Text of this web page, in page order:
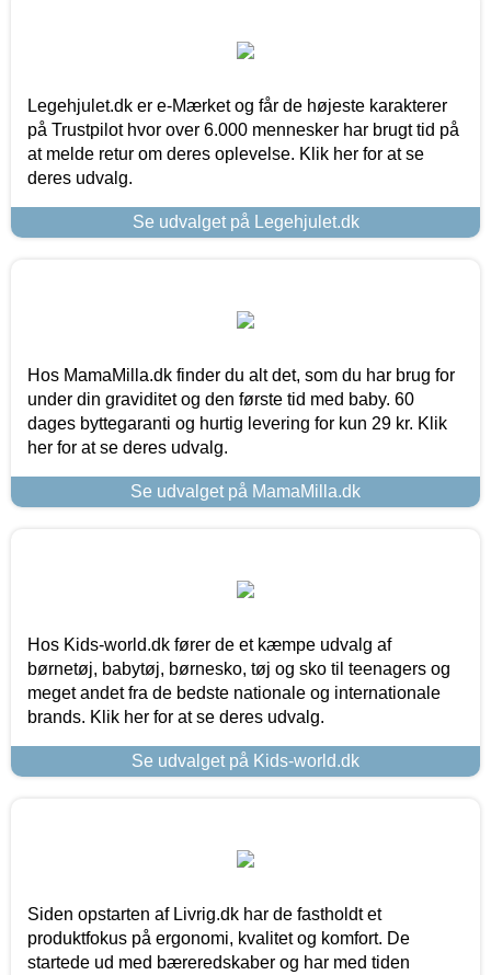
Legehjulet.dk er e-Mærket og får de højeste karakterer
på Trustpilot hvor over 6.000 mennesker har brugt tid på
at melde retur om deres oplevelse. Klik her for at se
deres udvalg.
Se udvalget på Legehjulet.dk
Hos MamaMilla.dk finder du alt det, som du har brug for
under din graviditet og den første tid med baby. 60
dages byttegaranti og hurtig levering for kun 29 kr. Klik
her for at se deres udvalg.
Se udvalget på MamaMilla.dk
Hos Kids-world.dk fører de et kæmpe udvalg af
børnetøj, babytøj, børnesko, tøj og sko til teenagers og
meget andet fra de bedste nationale og internationale
brands. Klik her for at se deres udvalg.
Se udvalget på Kids-world.dk
Siden opstarten af Livrig.dk har de fastholdt et
produktfokus på ergonomi, kvalitet og komfort. De
startede ud med bæreredskaber og har med tiden